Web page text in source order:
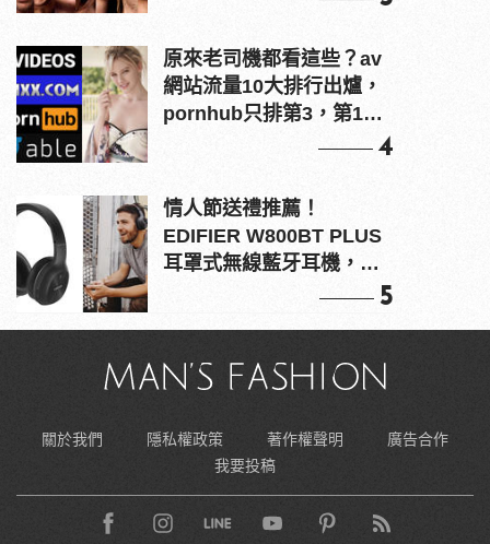
原來老司機都看這些？av
網站流量10大排行出爐，
pornhub只排第3，第1名
4
情人節送禮推薦！
EDIFIER W800BT PLUS
耳罩式無線藍牙耳機，在
5
關於我們 隱私權政策 著作權聲明
廣告合作
我要投稿